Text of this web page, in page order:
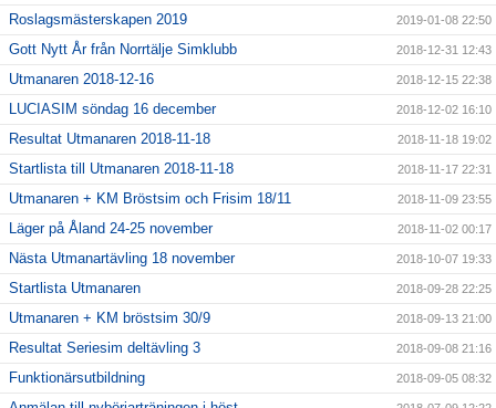
Roslagsmästerskapen 2019 2019-01-08 22:50
Gott Nytt År från Norrtälje Simklubb 2018-12-31 12:43
Utmanaren 2018-12-16 2018-12-15 22:38
LUCIASIM söndag 16 december 2018-12-02 16:10
Resultat Utmanaren 2018-11-18 2018-11-18 19:02
Startlista till Utmanaren 2018-11-18 2018-11-17 22:31
Utmanaren + KM Bröstsim och Frisim 18/11 2018-11-09 23:55
Läger på Åland 24-25 november 2018-11-02 00:17
Nästa Utmanartävling 18 november 2018-10-07 19:33
Startlista Utmanaren 2018-09-28 22:25
Utmanaren + KM bröstsim 30/9 2018-09-13 21:00
Resultat Seriesim deltävling 3 2018-09-08 21:16
Funktionärsutbildning 2018-09-05 08:32